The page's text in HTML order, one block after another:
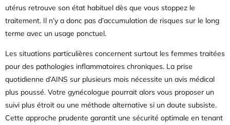
utérus retrouve son état habituel dès que vous stoppez le
traitement. Il n’y a donc pas d’accumulation de risques sur le long
terme avec un usage ponctuel.
Les situations particulières concernent surtout les femmes traitées
pour des pathologies inflammatoires chroniques. La prise
quotidienne d’AINS sur plusieurs mois nécessite un avis médical
plus poussé. Votre gynécologue pourrait alors vous proposer un
suivi plus étroit ou une méthode alternative si un doute subsiste.
Cette approche prudente garantit une sécurité optimale en tenant